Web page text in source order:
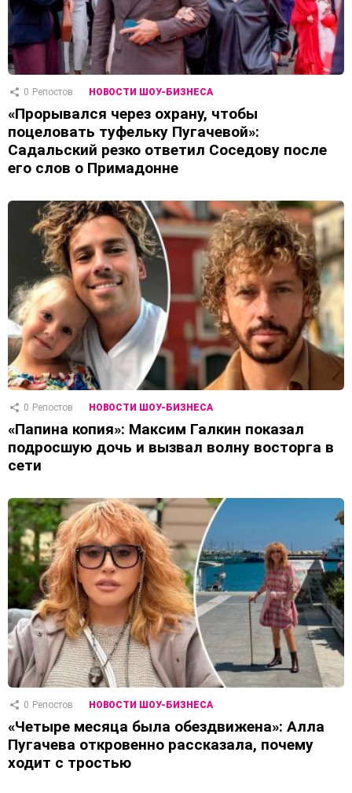
0 Репостов НОВОСТИ ШОУ-БИЗНЕСА
«Прорывался через охрану, чтобы
поцеловать туфельку Пугачевой»:
Садальский резко ответил Соседову после
его слов о Примадонне
0 Репостов НОВОСТИ ШОУ-БИЗНЕСА
«Папина копия»: Максим Галкин показал
подросшую дочь и вызвал волну восторга в
сети
0 Репостов НОВОСТИ ШОУ-БИЗНЕСА
«Четыре месяца была обездвижена»: Алла
Пугачева откровенно рассказала, почему
ходит с тростью